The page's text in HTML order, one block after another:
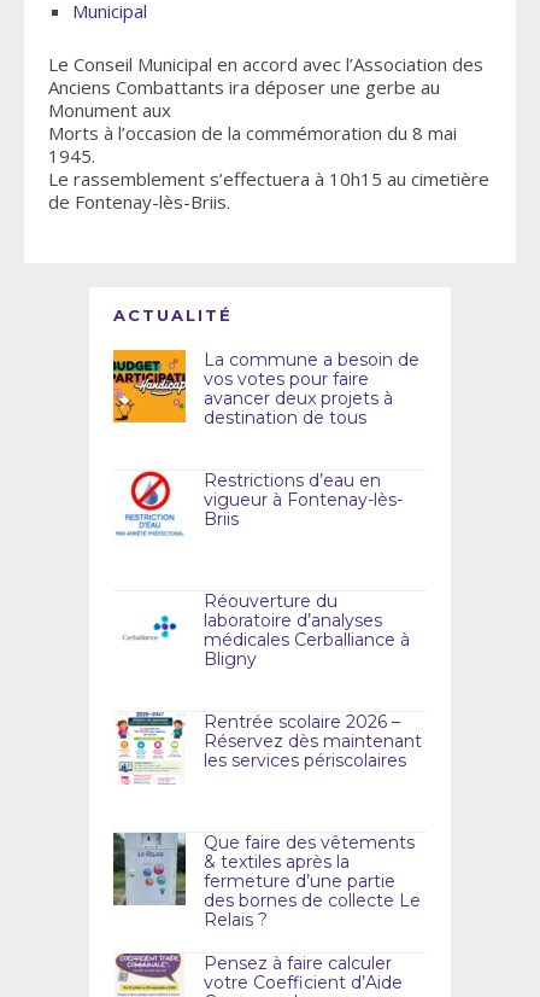
Municipal
Le Conseil Municipal en accord avec l’Association des
Anciens Combattants ira déposer une gerbe au
Monument aux
Morts à l’occasion de la commémoration du 8 mai
1945.
Le rassemblement s’effectuera à 10h15 au cimetière
de Fontenay-lès-Briis.
ACTUALITÉ
La commune a besoin de
vos votes pour faire
avancer deux projets à
destination de tous
Restrictions d’eau en
vigueur à Fontenay-lès-
Briis
Réouverture du
laboratoire d’analyses
médicales Cerballiance à
Bligny
Rentrée scolaire 2026 –
Réservez dès maintenant
les services périscolaires
Que faire des vêtements
& textiles après la
fermeture d’une partie
des bornes de collecte Le
Relais ?
Pensez à faire calculer
votre Coefficient d’Aide